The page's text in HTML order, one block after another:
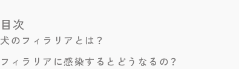
目次
犬のフィラリアとは？
フィラリアに感染するとどうなるの？